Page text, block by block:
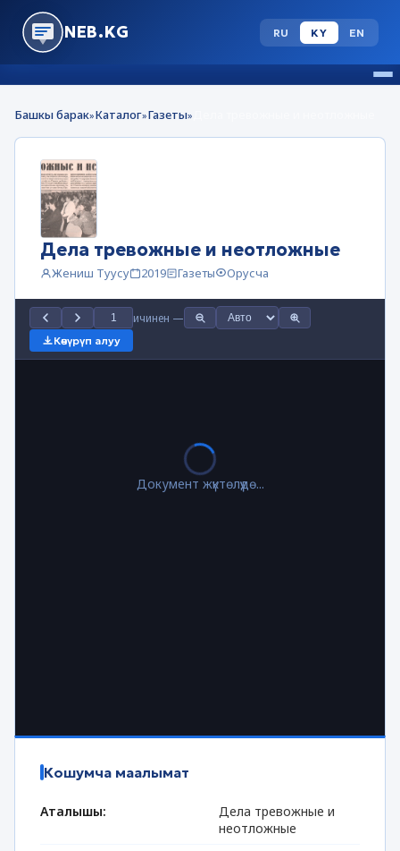
NEB.KG RU KY EN
Башкы барак»Каталог»Газеты»
Дела тревожные и неотложные
Жениш Туусу 2019 Газеты Орусча
ичинен —
Көчүрүп алуу
Документ жүктөлүүдө...
Кошумча маалымат
Аталышы:
Дела тревожные и
неотложные